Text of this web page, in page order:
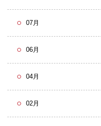
07月
06月
04月
02月